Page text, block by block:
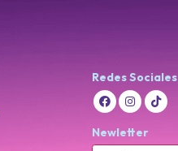
Redes Sociales
Newletter